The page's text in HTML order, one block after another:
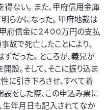
得ない。 また、甲府信用金庫
らかになった。 甲府地裁は
府信金に２４００万円の支払
故で死亡したことにより、
だった。 ところが、義兄が
設。そして、そこに振り込ま
に引き下ろさせ、すべて着
設をした際、この申込み票に
生年月日も記入されてなか